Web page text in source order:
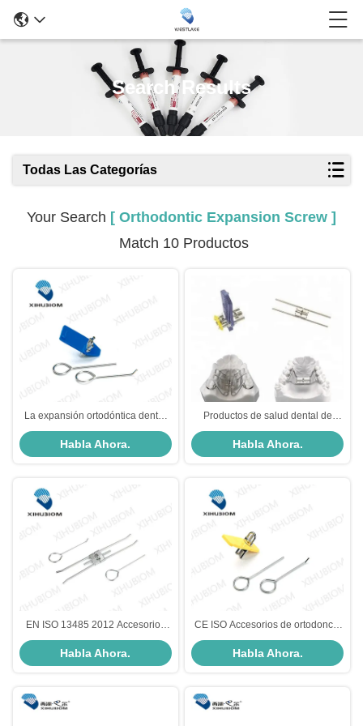
Search Results
Todas Las Categorías
Your Search [ Orthodontic Expansion Screw ]
Match 10 Productos
La expansión ortodóntica dental
universal de tornillo retracción II
para el tratamiento de los dientes
Habla Ahora.
Productos de salud dental de
clase I Tornos de expansión de
acero inoxidable en ortodoncia
Habla Ahora.
EN ISO 13485 2012 Accesorios
de ortodoncia tornillo de
expansión dental Hyrax de metal
Habla Ahora.
CE ISO Accesorios de ortodoncia
de acero inoxidable Torsión de
tornillo de ortopedia de expansión
I
Habla Ahora.